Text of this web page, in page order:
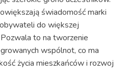
świadomość marki
do większej
to na tworzenie
wspólnot, co ma
życia mieszkańców i rozwoj